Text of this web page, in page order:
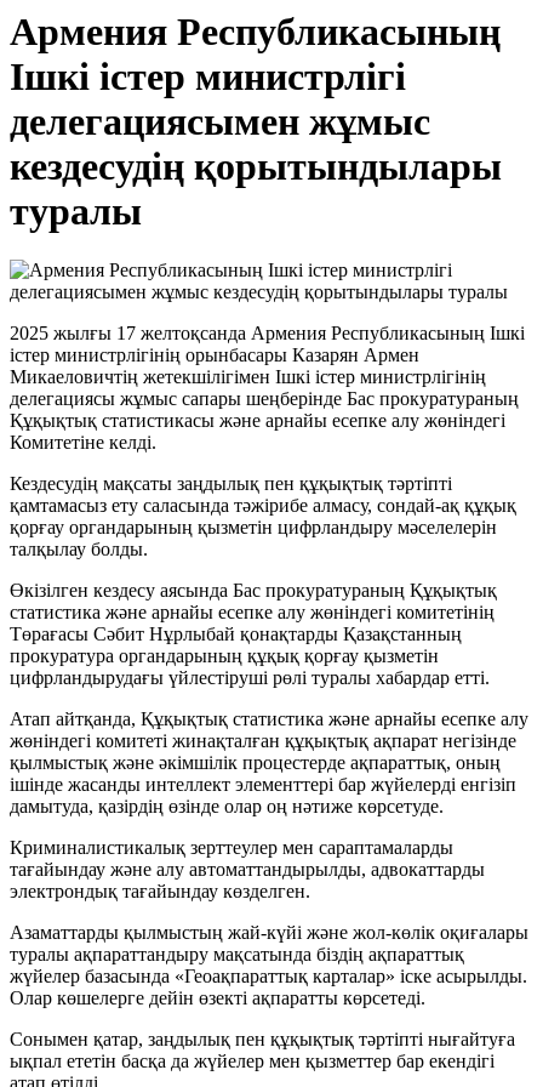
Армения Республикасының
Ішкі істер министрлігі
делегациясымен жұмыс
кездесудің қорытындылары
туралы
2025 жылғы 17 желтоқсанда Армения Республикасының Ішкі
істер министрлігінің орынбасары Казарян Армен
Микаеловичтің жетекшілігімен Ішкі істер министрлігінің
делегациясы жұмыс сапары шеңберінде Бас прокуратураның
Құқықтық статистикасы және арнайы есепке алу жөніндегі
Комитетіне келді.
Кездесудің мақсаты заңдылық пен құқықтық тәртіпті
қамтамасыз ету саласында тәжірибе алмасу, сондай-ақ құқық
қорғау органдарының қызметін цифрландыру мәселелерін
талқылау болды.
Өкізілген кездесу аясында Бас прокуратураның Құқықтық
статистика және арнайы есепке алу жөніндегі комитетінің
Төрағасы Сәбит Нұрлыбай қонақтарды Қазақстанның
прокуратура органдарының құқық қорғау қызметін
цифрландырудағы үйлестіруші рөлі туралы хабардар етті.
Атап айтқанда, Құқықтық статистика және арнайы есепке алу
жөніндегі комитеті жинақталған құқықтық ақпарат негізінде
қылмыстық және әкімшілік процестерде ақпараттық, оның
ішінде жасанды интеллект элементтері бар жүйелерді енгізіп
дамытуда, қазірдің өзінде олар оң нәтиже көрсетуде.
Криминалистикалық зерттеулер мен сараптамаларды
тағайындау және алу автоматтандырылды, адвокаттарды
электрондық тағайындау көзделген.
Азаматтарды қылмыстың жай-күйі және жол-көлік оқиғалары
туралы ақпараттандыру мақсатында біздің ақпараттық
жүйелер базасында «Геоақпараттық карталар» іске асырылды.
Олар көшелерге дейін өзекті ақпаратты көрсетеді.
Сонымен қатар, заңдылық пен құқықтық тәртіпті нығайтуға
ықпал ететін басқа да жүйелер мен қызметтер бар екендігі